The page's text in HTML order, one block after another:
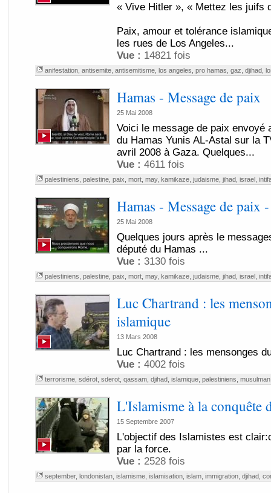
« Vive Hitler », « Mettez les juifs
Paix, amour et tolérance
les rues de Los Angeles...
Vue : 14821 fois
anifestation, antisemite, antisemitisme, los angeles pro hamas gaz djihad,
Hamas - Message de paix
25 Mai 2008
Voici le message de paix envoyé
du Hamas Yunis AL-Astal sur la
avril 2008 à Gaza. Quelques...
Vue : 4611 fois
palestiniens palestine, paix mort, may, kamikaze, judaisme, jihad, israel,
Hamas - Message de paix
25 Mai 2008
Quelques jours après le
député du Hamas ...
Vue : 3130 fois
palestiniens palestine, paix mort, may, kamikaze, judaisme, jihad, israel,
Luc Chartrand : les
islamique
13 Mars 2008
Luc Chartrand : les mensonges
Vue : 4002 fois
terrorisme, sdérot, sderot, qassam, djihad, islamique, palestiniens musulman
L'Islamisme à la conquête
15 Septembre 2007
L'objectif des Islamistes est
par la force.
Vue : 2528 fois
september, londonistan, islamisme, islamisation, islam, immigration, djihad,